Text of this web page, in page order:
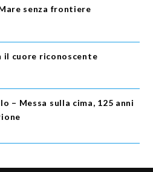
senza frontiere
il cuore riconoscente
– Messa sulla cima, 125 anni